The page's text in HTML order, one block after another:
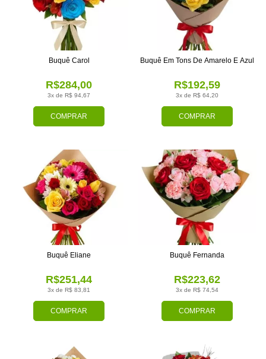
COMPRAR
3x de R$ 94,67
R$284,00
Buquê Carol
COMPRAR
3x de R$ 64,20
R$192,59
Buquê Em Tons De Amarelo E Azul
COMPRAR
3x de R$ 83,81
R$251,44
Buquê Eliane
COMPRAR
3x de R$ 74,54
R$223,62
Buquê Fernanda